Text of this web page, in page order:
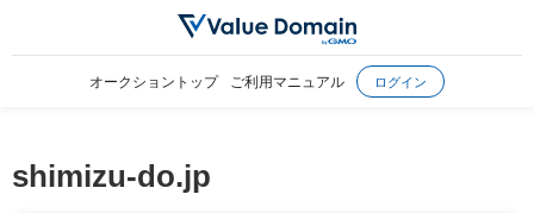
オークショントップ ご利用マニュアル ログイン
shimizu-do.jp